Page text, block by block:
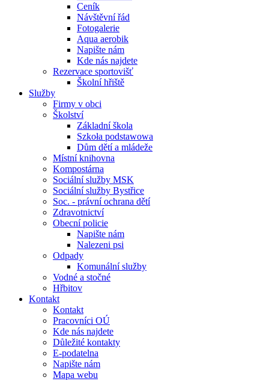
Ceník
Návštěvní řád
Fotogalerie
Aqua aerobik
Napište nám
Kde nás najdete
Rezervace sportovišť
Školní hřiště
Služby
Firmy v obci
Školství
Základní škola
Szkoła podstawowa
Dům dětí a mládeže
Místní knihovna
Kompostárna
Sociální služby MSK
Sociální služby Bystřice
Soc. - právní ochrana dětí
Zdravotnictví
Obecní policie
Napište nám
Nalezeni psi
Odpady
Komunální služby
Vodné a stočné
Hřbitov
Kontakt
Kontakt
Pracovníci OÚ
Kde nás najdete
Důležité kontakty
E-podatelna
Napište nám
Mapa webu